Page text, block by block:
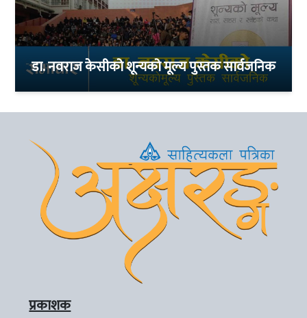
डा. नवराज केसीको शून्यको मूल्य पुस्तक सार्वजनिक
प्रकाशक